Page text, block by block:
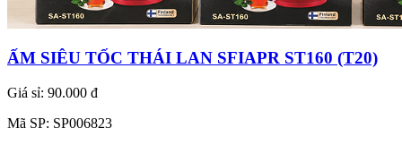
ẤM SIÊU TỐC THÁI LAN SFIAPR ST160 (T20)
Giá sỉ: 90.000 đ
Mã SP: SP006823